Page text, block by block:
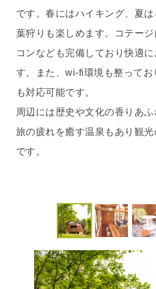
です。春にはハイキング、夏
葉狩りも楽しめます。コテー
コンなども完備しており快適
す。また、wi-fi環境も整ってお
も対応可能です。
周辺には歴史や文化の香りあふ
旅の疲れを癒す温泉もあり観
です。